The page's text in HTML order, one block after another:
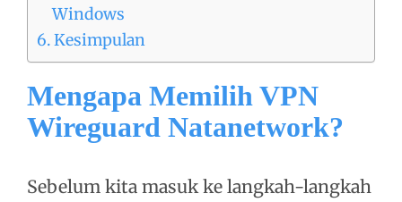
Windows
Kesimpulan
Mengapa Memilih VPN
Wireguard Natanetwork?
Sebelum kita masuk ke langkah-langkah